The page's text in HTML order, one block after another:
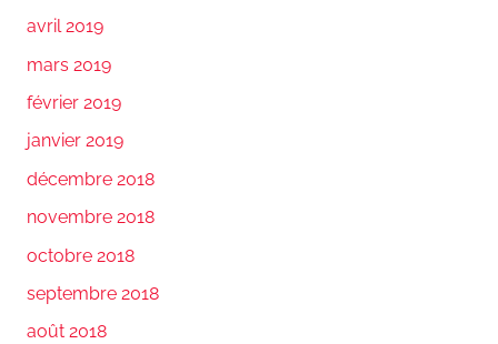
avril 2019
mars 2019
février 2019
janvier 2019
décembre 2018
novembre 2018
octobre 2018
septembre 2018
août 2018